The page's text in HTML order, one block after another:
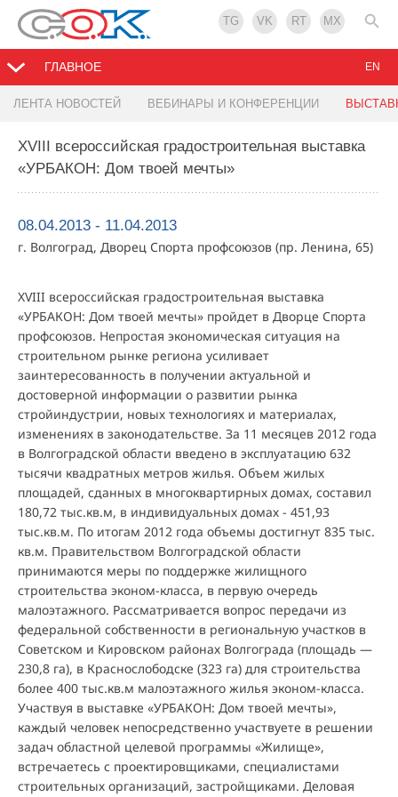
TG VK RT MX
ГЛАВНОЕ
ЛЕНТА НОВОСТЕЙ ВЕБИНАРЫ И КОНФЕРЕНЦИИ
EN
XVIII всероссийская градостроительная выставка
«УРБАКОН: Дом твоей мечты»
08.04.2013 - 11.04.2013
г. Волгоград, Дворец Спорта профсоюзов (пр. Ленина, 65)
XVIII всероссийская градостроительная выставка
«УРБАКОН: Дом твоей мечты» пройдет в Дворце Спорта
профсоюзов. Непростая экономическая ситуация на
строительном рынке региона усиливает
заинтересованность в получении актуальной и
достоверной информации о развитии рынка
стройиндустрии, новых технологиях и материалах,
изменениях в законодательстве. За 11 месяцев 2012 года
в Волгоградской области введено в эксплуатацию 632
тысячи квадратных метров жилья. Объем жилых
площадей, сданных в многоквартирных домах, составил
180,72 тыс.кв.м, в индивидуальных домах - 451,93
тыс.кв.м. По итогам 2012 года объемы достигнут 835 тыс.
кв.м. Правительством Волгоградской области
принимаются меры по поддержке жилищного
строительства эконом-класса, в первую очередь
малоэтажного. Рассматривается вопрос передачи из
федеральной собственности в региональную участков в
Советском и Кировском районах Волгограда (площадь —
230,8 га), в Краснослободске (323 га) для строительства
более 400 тыс.кв.м малоэтажного жилья эконом-класса.
Участвуя в выставке «УРБАКОН: Дом твоей мечты»,
каждый человек непосредственно участвуете в решении
задач областной целевой программы «Жилище»,
встречаетесь с проектировщиками, специалистами
строительных организаций, застройщиками. Деловая